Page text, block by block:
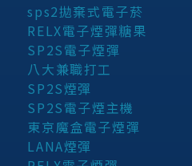
sps2拋棄式電子菸
RELX電子煙彈糖果
SP2S電子煙彈
八大兼職打工
SP2S煙彈
SP2S電子煙主機
東京魔盒電子煙彈
LANA煙彈